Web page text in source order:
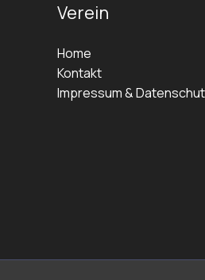
Verein
Home
Kontakt
Impressum &